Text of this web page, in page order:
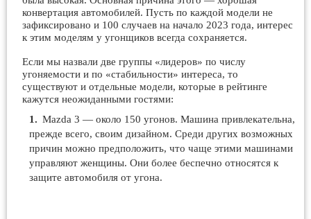
конвертация автомобилей. Пусть по каждой модели не
зафиксировано и 100 случаев на начало 2023 года, интерес
к этим моделям у угонщиков всегда сохраняется.
Если мы назвали две группы «лидеров» по числу
угоняемости и по «стабильности» интереса, то
существуют и отдельные модели, которые в рейтинге
кажутся неожиданными гостями:
Mazda 3 — около 150 угонов. Машина привлекательна,
прежде всего, своим дизайном. Среди других возможных
причин можно предположить, что чаще этими машинами
управляют женщины. Они более беспечно относятся к
защите автомобиля от угона.